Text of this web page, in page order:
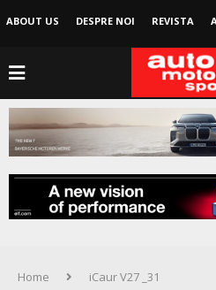
ABOUT US DESPRE NOI REVISTA
Home iCaur V27 _31